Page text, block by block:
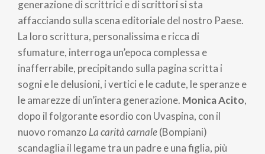
pane
generazione di scrittrici e di scrittori si sta
affacciando sulla scena editoriale del nostro Paese.
La loro scrittura, personalissima e ricca di
sfumature, interroga un’epoca complessa e
inafferrabile, precipitando sulla pagina scritta i
sogni e le delusioni, i vertici e le cadute, le speranze e
le amarezze di un’intera generazione. Monica Acito,
dopo il folgorante esordio con Uvaspina, con il
nuovo romanzo La carità carnale(Bompiani)
scandaglia il legame tra un padre e una figlia, più